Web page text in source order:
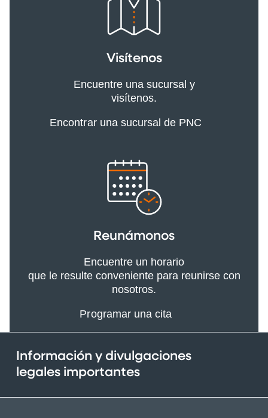
Visítenos
Encuentre una sucursal y
visítenos.
Encontrar una sucursal de PNC
Reunámonos
Encuentre un horario
que le resulte conveniente para reunirse con
nosotros.
Programar una cita
Información y divulgaciones
legales importantes